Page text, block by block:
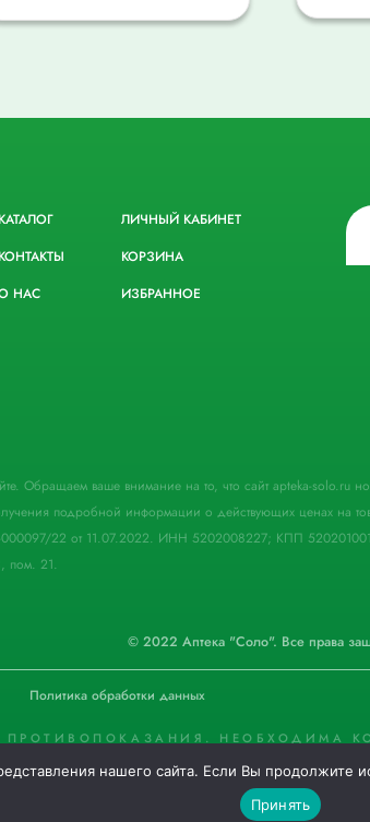
Избранное
0
КАТАЛОГ
КОНТАКТЫ
НАС
ЛИЧНЫЙ КАБИНЕТ
КОРЗИНА
ИЗБРАННОЕ
Обращаем ваше внимание на то, что сайт apteka-
подробной информации о действующих ценах на
22 от 11.07.2022. ИНН 5202008227; КПП
пом. 21.
© 2022 Аптека "Соло". Все права
Политика обработки данных
ПРОТИВОПОКАЗАНИЯ. НЕОБХОДИМА
нашего сайта. Если Вы продолжите
Принять